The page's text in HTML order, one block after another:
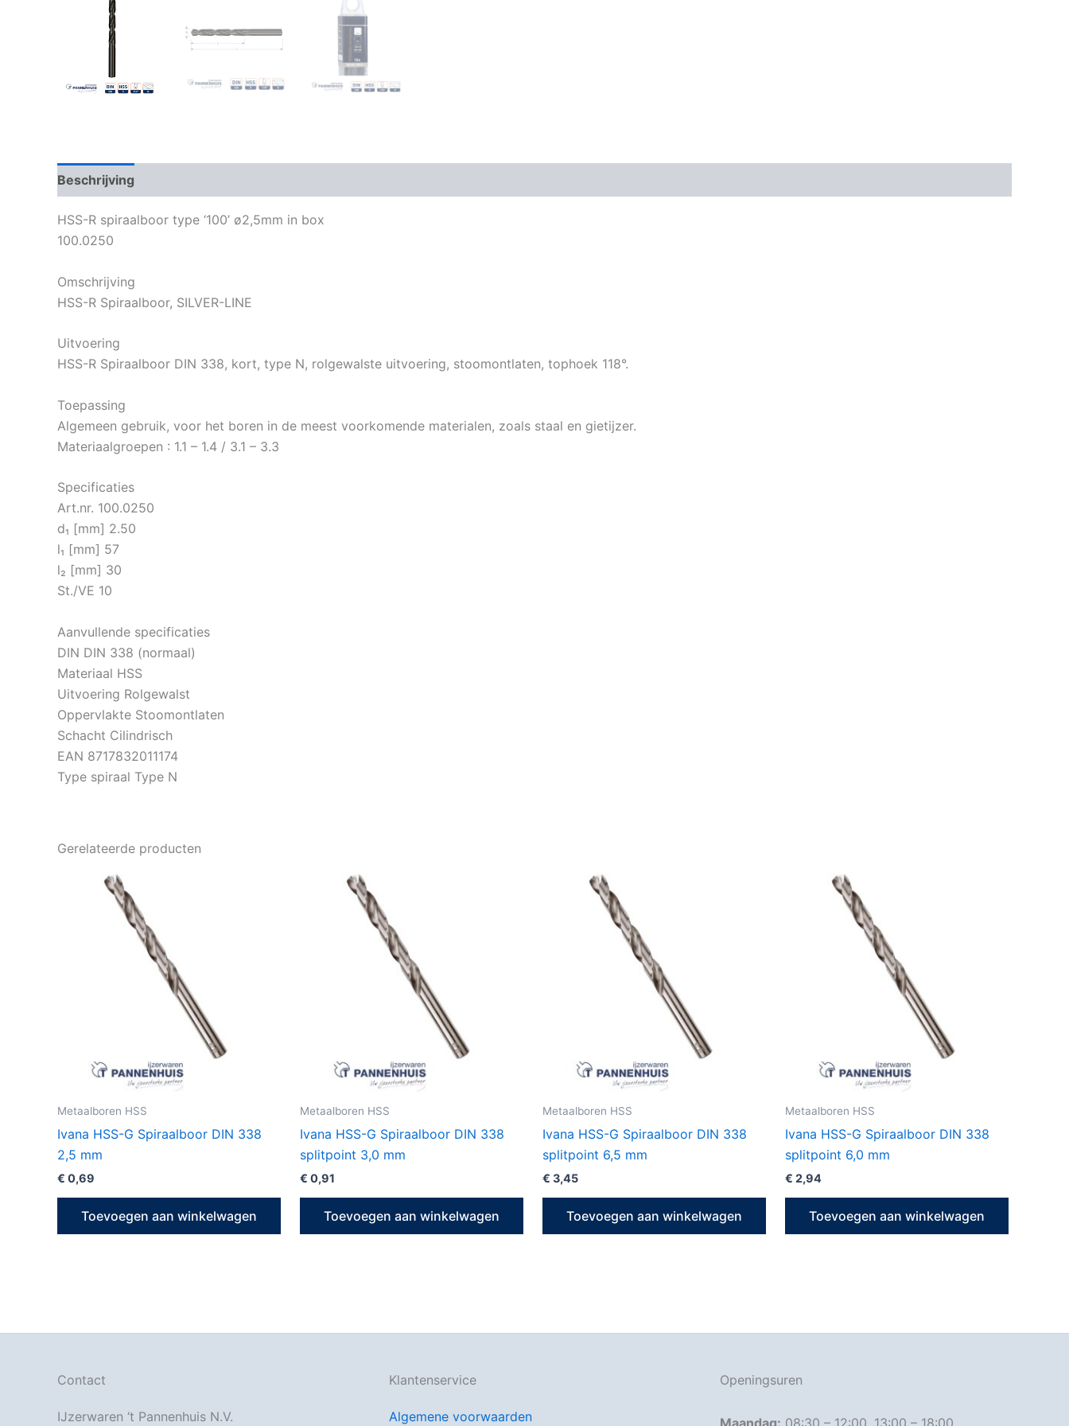
Beschrijving
HSS-R spiraalboor type ‘100’ ø2,5mm in box
100.0250
Omschrijving
HSS-R Spiraalboor, SILVER-LINE
Uitvoering
HSS-R Spiraalboor DIN 338, kort, type N, rolgewalste uitvoering, stoomontlaten, tophoek 118°.
Toepassing
Algemeen gebruik, voor het boren in de meest voorkomende materialen, zoals staal en gietijzer.
Materiaalgroepen : 1.1 – 1.4 / 3.1 – 3.3
Specificaties
Art.nr. 100.0250
d₁ [mm] 2.50
l₁ [mm] 57
l₂ [mm] 30
St./VE 10
Aanvullende specificaties
DIN DIN 338 (normaal)
Materiaal HSS
Uitvoering Rolgewalst
Oppervlakte Stoomontlaten
Schacht Cilindrisch
EAN 8717832011174
Type spiraal Type N
Gerelateerde producten
Metaalboren HSS
Ivana HSS-G Spiraalboor DIN 338
2,5 mm
€ 0,69
Toevoegen aan winkelwagen
Metaalboren HSS
Ivana HSS-G Spiraalboor DIN 338
splitpoint 3,0 mm
€ 0,91
Toevoegen aan winkelwagen
Metaalboren HSS
Ivana HSS-G Spiraalboor DIN 338
splitpoint 6,5 mm
€ 3,45
Toevoegen aan winkelwagen
Metaalboren HSS
Ivana HSS-G Spiraalboor DIN 338
splitpoint 6,0 mm
€ 2,94
Toevoegen aan winkelwagen
Contact
IJzerwaren ‘t Pannenhuis N.V.
Klantenservice
Algemene voorwaarden
Openingsuren
Maandag: 08:30 – 12:00, 13:00 – 18:00